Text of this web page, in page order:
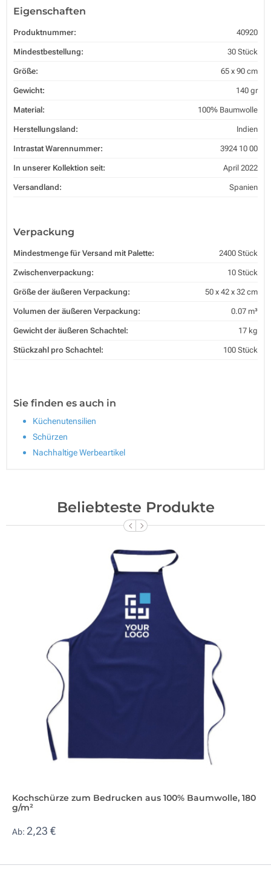
Eigenschaften
Produktnummer: 40920
Mindestbestellung: 30 Stück
Größe: 65 x 90 cm
Gewicht: 140 gr
Material: 100% Baumwolle
Herstellungsland: Indien
Intrastat Warennummer: 3924 10 00
In unserer Kollektion seit: April 2022
Versandland: Spanien
Verpackung
Mindestmenge für Versand mit Palette: 2400 Stück
Zwischenverpackung: 10 Stück
Größe der äußeren Verpackung: 50 x 42 x 32 cm
Volumen der äußeren Verpackung: 0.07 m³
Gewicht der äußeren Schachtel: 17 kg
Stückzahl pro Schachtel: 100 Stück
Sie finden es auch in
Küchenutensilien
Schürzen
Nachhaltige Werbeartikel
Beliebteste Produkte
Kochschürze zum Bedrucken aus 100% Baumwolle, 180
g/m²
Ab: 2,23 €